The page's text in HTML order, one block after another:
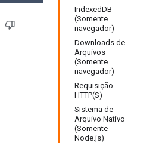
IndexedDB
(Somente
navegador)
Downloads de
Arquivos
(Somente
navegador)
Requisição
HTTP(S)
Sistema de
Arquivo Nativo
(Somente
Node.js)